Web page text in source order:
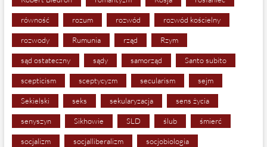
równość rozum rozwód rozwód kościelny
rozwody Rumunia rząd Rzym
sąd ostateczny sądy samorząd Santo subito
scepticism sceptycyzm secularism sejm
Sekielski seks sekularyzacja sens życia
senyszyn Sikhowie SLD ślub śmierć
socjalizm socjalliberalizm socjobiologia